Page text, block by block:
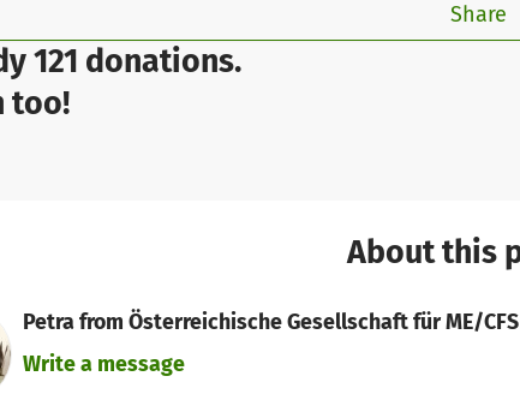
121 donations.
too!
Share
About this
Petra from Österreichische Gesellschaft für ME/CFS
Write a message